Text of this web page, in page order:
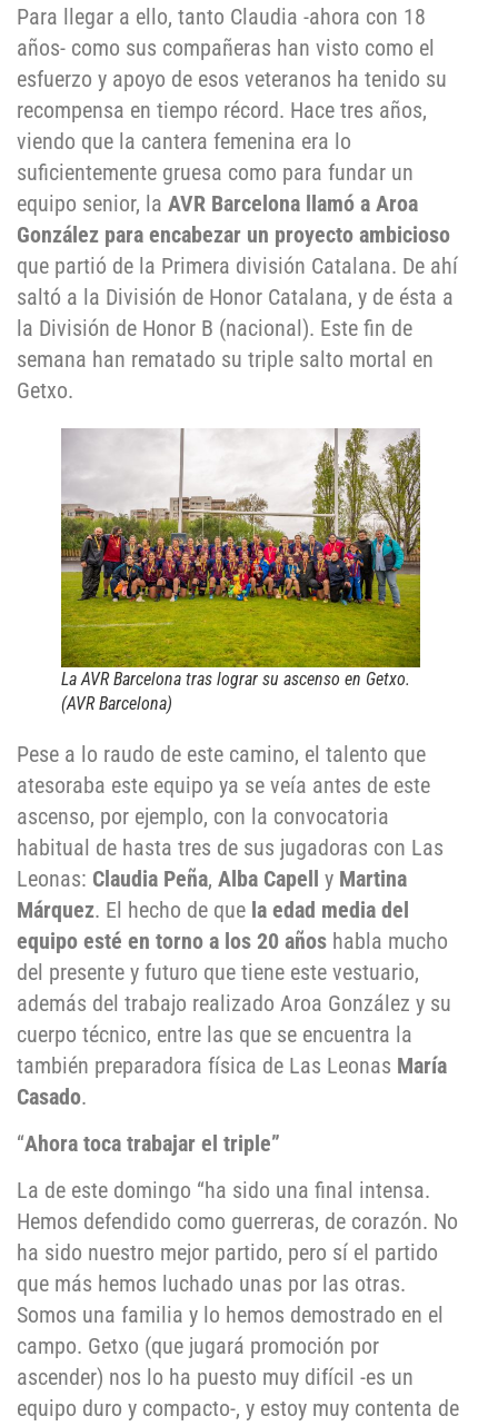
Para llegar a ello, tanto Claudia -ahora con 18
años- como sus compañeras han visto como el
esfuerzo y apoyo de esos veteranos ha tenido su
recompensa en tiempo récord. Hace tres años,
viendo que la cantera femenina era lo
suficientemente gruesa como para fundar un
equipo senior, la AVR Barcelona llamó a Aroa
González para encabezar un proyecto ambicioso
que partió de la Primera división Catalana. De ahí
saltó a la División de Honor Catalana, y de ésta a
la División de Honor B (nacional). Este fin de
semana han rematado su triple salto mortal en
Getxo.
La AVR Barcelona tras lograr su ascenso en Getxo.
(AVR Barcelona)
Pese a lo raudo de este camino, el talento que
atesoraba este equipo ya se veía antes de este
ascenso, por ejemplo, con la convocatoria
habitual de hasta tres de sus jugadoras con Las
Leonas: Claudia Peña, Alba Capell y Martina
Márquez. El hecho de que la edad media del
equipo esté en torno a los 20 años habla mucho
del presente y futuro que tiene este vestuario,
además del trabajo realizado Aroa González y su
cuerpo técnico, entre las que se encuentra la
también preparadora física de Las Leonas María
Casado.
“Ahora toca trabajar el triple”
La de este domingo “ha sido una final intensa.
Hemos defendido como guerreras, de corazón. No
ha sido nuestro mejor partido, pero sí el partido
que más hemos luchado unas por las otras.
Somos una familia y lo hemos demostrado en el
campo. Getxo (que jugará promoción por
ascender) nos lo ha puesto muy difícil -es un
equipo duro y compacto-, y estoy muy contenta de